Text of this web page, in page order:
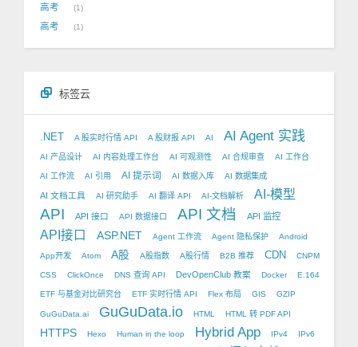
高考 1
高考 1
标签云
.NET A 股实时行情 API A 股财报 API AI AI Agent 实践
AI 产品设计 AI 内容处理工作台 AI 可观测性 AI 合规审查 AI 工作台
AI 工作流 AI 引用 AI 提示词 AI 数据入库 AI 数据集成
AI 文档工具 AI 研究助手 AI 翻译 API AI-文档解析 AI-模型
API API 接口 API 数据接口 API 文档 API 监控
API接口 ASP.NET Agent 工作流 Agent 隐私保护 Android
App开发 Atom A股 A股指数 A股行情 B2B 推荐 CDN CNPM
CSS ClickOnce DNS 查询 API DevOpenClub 教案 Docker E.164
ETF 与基金对比研究台 ETF 实时行情 API Flex 布局 GIS GZIP
GuGuData.ai GuGuData.io HTML HTML 转 PDF API
HTTPS Hexo Human in the loop Hybrid App IPv4 IPv6